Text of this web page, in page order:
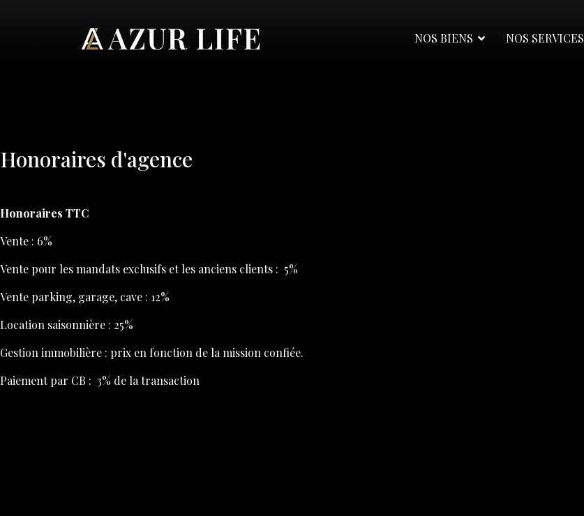
NOS BIENS NOS SERVICES
Honoraires d'agence
Honoraires TTC
Vente : 6%
Vente pour les mandats exclusifs et les anciens clients : 5%
Vente parking, garage, cave : 12%
Location saisonnière : 25%
Gestion immobilière : prix en fonction de la mission confiée.
Paiement par CB : 3% de la transaction